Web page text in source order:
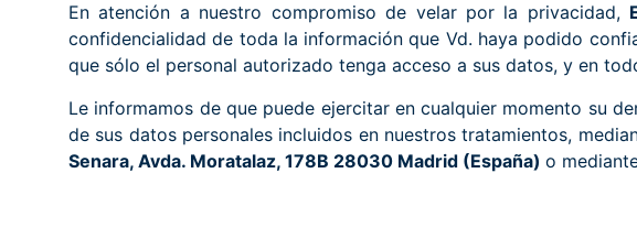
En atención a nuestro compromiso de velar por la privacidad,
confidencialidad de toda la información que Vd. haya podido
que sólo el personal autorizado tenga acceso a sus datos, y en
Le informamos de que puede ejercitar en cualquier momento su
de sus datos personales incluidos en nuestros tratamientos,
Senara, Avda. Moratalaz, 178B 28030 Madrid (España) o